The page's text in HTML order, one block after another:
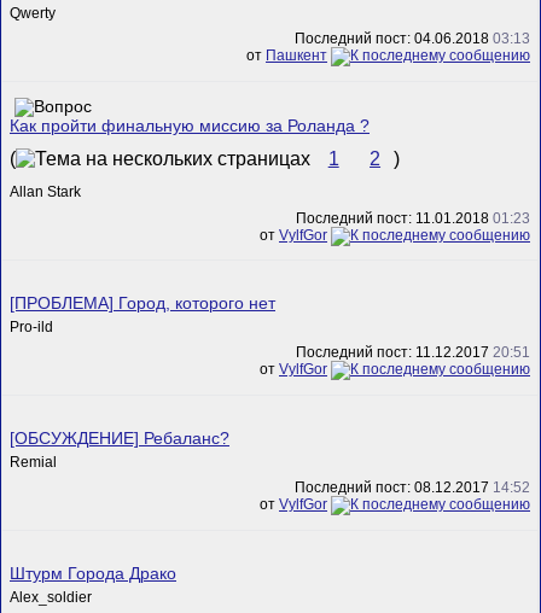
Qwerty
Последний пост: 04.06.2018 03:13
от Пашкент
Как пройти финальную миссию за Роланда ?
( 1 2 )
Allan Stark
Последний пост: 11.01.2018 01:23
от VylfGor
[ПРОБЛЕМА] Город, которого нет
Pro-ild
Последний пост: 11.12.2017 20:51
от VylfGor
[ОБСУЖДЕНИЕ] Ребаланс?
Remial
Последний пост: 08.12.2017 14:52
от VylfGor
Штурм Города Драко
Alex_soldier